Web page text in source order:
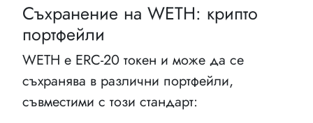
Съхранение на WETH: крипто
портфейли
WETH е ERC-20 токен и може да се
съхранява в различни портфейли,
съвместими с този стандарт: